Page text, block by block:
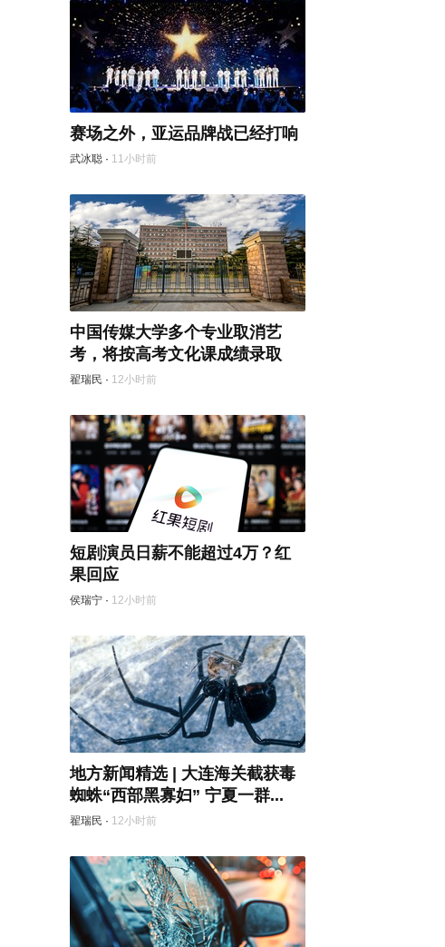
赛场之外，亚运品牌战已经打响
武冰聪 · 11小时前
中国传媒大学多个专业取消艺
考，将按高考文化课成绩录取
翟瑞民 · 12小时前
短剧演员日薪不能超过4万？红
果回应
侯瑞宁 · 12小时前
地方新闻精选 | 大连海关截获毒
蜘蛛“西部黑寡妇” 宁夏一群...
翟瑞民 · 12小时前